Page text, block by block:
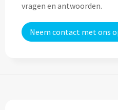
Custom made
vragen en antwoorden.
Neem contact met ons